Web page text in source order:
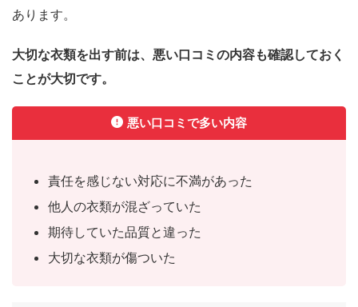
あります。
大切な衣類を出す前は、悪い口コミの内容も確認しておく
ことが大切です。
悪い口コミで多い内容
責任を感じない対応に不満があった
他人の衣類が混ざっていた
期待していた品質と違った
大切な衣類が傷ついた